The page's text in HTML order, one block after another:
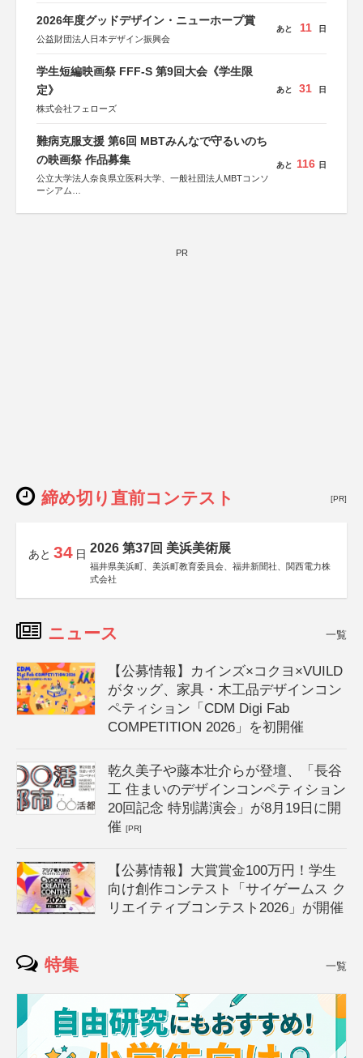
2026年度グッドデザイン・ニューホープ賞
公益財団法人日本デザイン振興会
あと 11 日
学生短編映画祭 FFF-S 第9回大会《学生限
定》
株式会社フェローズ
あと 31 日
難病克服支援 第6回 MBTみんなで守るいのち
の映画祭 作品募集
公立大学法人奈良県立医科大学、一般社団法人MBTコンソ
ーシアム
協力：読売新聞社
あと 116 日
PR
締め切り直前コンテスト [PR]
あと 34 日 2026 第37回 美浜美術展
福井県美浜町、美浜町教育委員会、福井新聞社、関西電力株
式会社
ニュース 一覧
【公募情報】カインズ×コクヨ×VUILD
がタッグ、家具・木工品デザインコン
ペティション「CDM Digi Fab
COMPETITION 2026」を初開催
乾久美子や藤本壮介らが登壇、「長谷
工 住まいのデザインコンペティション
20回記念 特別講演会」が8月19日に開
催[PR]
【公募情報】大賞賞金100万円！学生
向け創作コンテスト「サイゲームス ク
リエイティブコンテスト2026」が開催
特集 一覧